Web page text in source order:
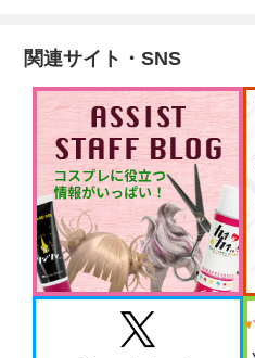
関連サイト・SNS